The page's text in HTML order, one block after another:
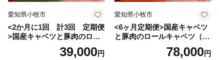
愛知県小牧市
<2か月に1回 計3回 定期便
>国産キャベツと豚肉のロー
ルキャベツ（4P入り）
39,000円
愛知県小牧市
<6ヶ月定期便>国産キャベツ
と豚肉のロールキャベツ（4P
78,000円